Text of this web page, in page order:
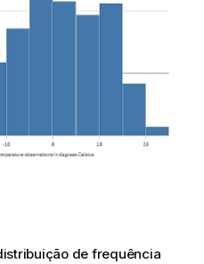
de frequência